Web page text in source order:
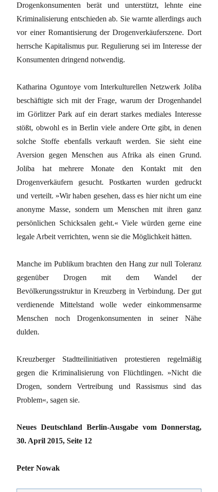
Drogenkonsumenten berät und unterstützt, lehnte eine
Kriminalisierung entschieden ab. Sie warnte allerdings auch
vor einer Romantisierung der Drogenverkäuferszene. Dort
herrsche Kapitalismus pur. Regulierung sei im Interesse der
Konsumenten dringend notwendig.
Katharina Oguntoye vom Interkulturellen Netzwerk Joliba
beschäftigte sich mit der Frage, warum der Drogenhandel
im Görlitzer Park auf ein derart starkes mediales Interesse
stößt, obwohl es in Berlin viele andere Orte gibt, in denen
solche Stoffe ebenfalls verkauft werden. Sie sieht eine
Aversion gegen Menschen aus Afrika als einen Grund.
Joliba hat mehrere Monate den Kontakt mit den
Drogenverkäufern gesucht. Postkarten wurden gedruckt
und verteilt. »Wir haben gesehen, dass es hier nicht um eine
anonyme Masse, sondern um Menschen mit ihren ganz
persönlichen Schicksalen geht.« Viele würden gerne eine
legale Arbeit verrichten, wenn sie die Möglichkeit hätten.
Manche im Publikum brachten den Hang zur null Toleranz
gegenüber Drogen mit dem Wandel der
Bevölkerungsstruktur in Kreuzberg in Verbindung. Der gut
verdienende Mittelstand wolle weder einkommensarme
Menschen noch Drogenkonsumenten in seiner Nähe
dulden.
Kreuzberger Stadtteilinitiativen protestieren regelmäßig
gegen die Kriminalisierung von Flüchtlingen. »Nicht die
Drogen, sondern Vertreibung und Rassismus sind das
Problem«, sagen sie.
Neues Deutschland Berlin-Ausgabe vom Donnerstag,
30. April 2015, Seite 12
Peter Nowak